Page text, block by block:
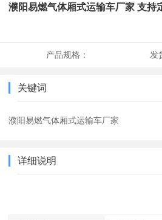
濮阳易燃气体厢式运输车厂家 支持
产品规格： 发
关键词
濮阳易燃气体厢式运输车厂家
详细说明